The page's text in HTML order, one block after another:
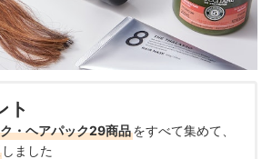
ト
・ヘアパック29商品をすべて集めて、
しました